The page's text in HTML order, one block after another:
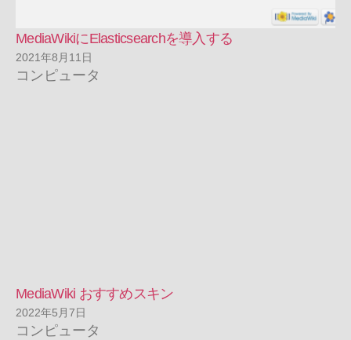
MediaWikiにElasticsearchを導入する
2021年8月11日
コンピュータ
MediaWiki おすすめスキン
2022年5月7日
コンピュータ